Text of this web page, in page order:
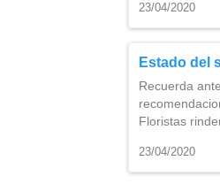
23/04/2020
Estado del
Recuerda
Floristas
23/04/2020